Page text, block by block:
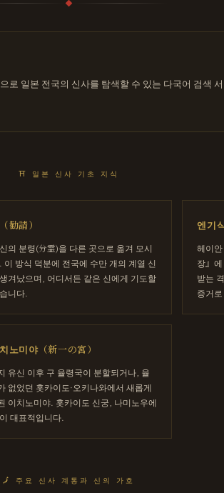
로 일본 전국의 신사를 탐색할 수 있는 다국어 검색
⛩ 일본 신사 기초 지식
勧請）
의 분령(分霊)을 다른 곳으로 옮겨 모시
이 방식 덕분에 전국에 수만 개의 계열 신
겨났으며, 어디서든 같은 신에게 기도할
니다.
엔기
헤이
장』
받는
증거
노미야（新一の宮）
유신 이후 구 율령국이 분할되거나, 율
없었던 홋카이도·오키나와에서 새롭게
이치노미야. 홋카이도 신궁, 나미노우에
대표적입니다.
🗾 주요 신사 계통과 신의 가호